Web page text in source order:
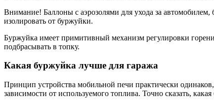
Внимание! Баллоны с аэрозолями для ухода за автомобилем,
изолировать от буржуйки.
Буржуйка имеет примитивный механизм регулировки
подбрасывать в топку.
Какая буржуйка лучше для гаража
Принцип устройства мобильной печи практически
зависимости от используемого топлива. Точно сказать,